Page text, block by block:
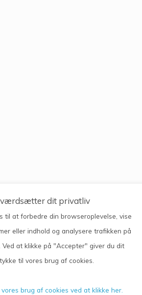
dit privatliv
til at forbedre din browseroplevelse, vise
eller indhold og analysere trafikken på
Ved at klikke på "Accepter" giver du dit
til vores brug af cookies.
brug af cookies ved at klikke her.